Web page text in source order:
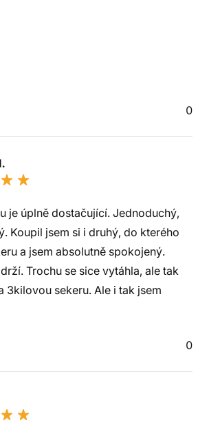
0
je úplně dostačující. Jednoduchý,
Koupil jsem si i druhý, do kterého
a jsem absolutně spokojený.
Trochu se sice vytáhla, ale tak
3kilovou sekeru. Ale i tak jsem
0